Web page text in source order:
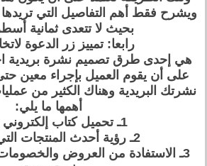
ويشرح فقط أهم التفاصيل التي
بحيث لا تتعدى ثمانية
رابعا: تمييز زر الدعوة
هي إحدى طرق تصميم نشرة بريدية
على أن يقوم العميل بإجراء معين
نشرتك البريدية وهناك الكثير من
أهمها ما يلي:
1ـ تحميل كتاب إلكتروني معين.
2ـ رؤية أحدث المنتجات التي تقدمها.
3ـ الاستفادة من العروض